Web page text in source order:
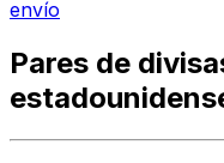
envío
Pares de